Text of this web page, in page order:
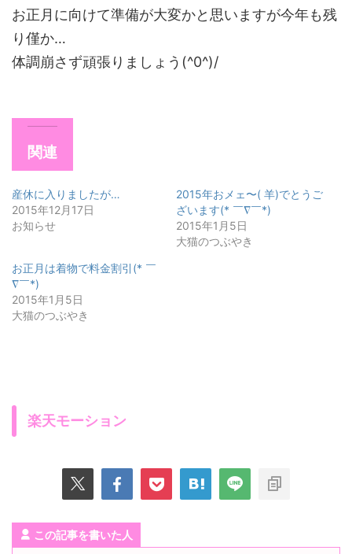
お正月に向けて準備が大変かと思いますが今年も残
り僅か…
体調崩さず頑張りましょう(^0^)/
関連
産休に入りましたが…
2015年12月17日
お知らせ
2015年おメェ〜( 羊)でとうご
ざいます(* ￣∇￣*)
2015年1月5日
大猫のつぶやき
お正月は着物で料金割引(* ￣
∇￣*)
2015年1月5日
大猫のつぶやき
楽天モーション
この記事を書いた人